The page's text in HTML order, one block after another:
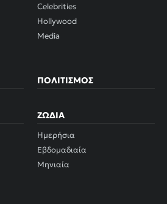
Celebrities
Hollywood
Media
ΠΟΛΙΤΙΣΜΌΣ
ΖΏΔΙΑ
Ημερήσια
Εβδομαδιαία
Μηνιαία